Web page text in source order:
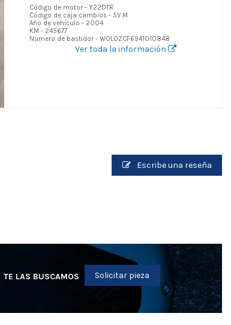
Código de motor - Y22DTR
Código de caja cambios - 5V M
Año de vehículo - 2004
KM - 245677
Numero de bastidor - W0L0ZCF6941010848
Ver toda la información
Escribe una reseña
TE LAS BUSCAMOS Solicitar pieza